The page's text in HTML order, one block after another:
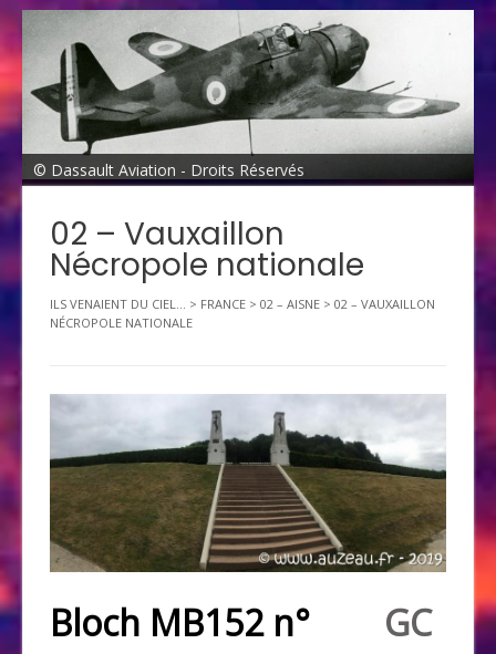
© Dassault Aviation - Droits Réservés
02 – Vauxaillon
Nécropole nationale
ILS VENAIENT DU CIEL... > FRANCE > 02 – AISNE > 02 – VAUXAILLON
NÉCROPOLE NATIONALE
Bloch MB152 n°
GC